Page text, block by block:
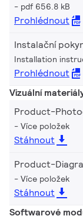
pdf 656.8 kB
Prohlédnout
Instalační
Installation
Prohlédnout
Vizuální
Product-
Více položek
Stáhnout
Product-
Více položek
Stáhnout
Softwarové